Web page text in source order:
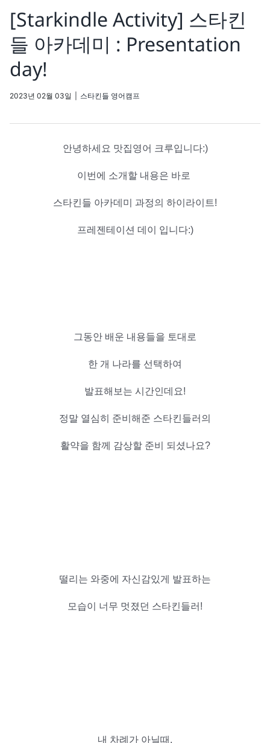
[Starkindle Activity] 스타킨
들 아카데미 : Presentation
day!
2023년 02월 03일 스타킨들 영어캠프
안녕하세요 맛집영어 크루입니다:)
이번에 소개할 내용은 바로
스타킨들 아카데미 과정의 하이라이트!
프레젠테이션 데이 입니다:)
그동안 배운 내용들을 토대로
한 개 나라를 선택하여
발표해보는 시간인데요!
정말 열심히 준비해준 스타킨들러의
활약을 함께 감상할 준비 되셨나요?
떨리는 와중에 자신감있게 발표하는
모습이 너무 멋졌던 스타킨들러!
내 차례가 아닐때,